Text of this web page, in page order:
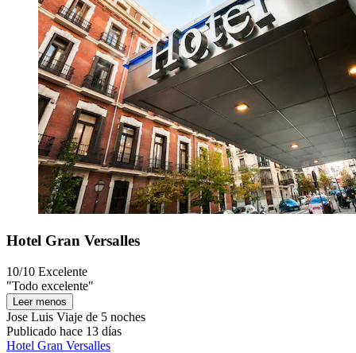
Hotel Gran Versalles
10/10 Excelente
"Todo excelente"
Leer menos
Jose Luis Viaje de 5 noches
Publicado hace 13 días
Hotel Gran Versalles